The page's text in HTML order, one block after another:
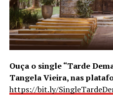
Ouça o single “Tarde
Tangela Vieira, nas
https://bit.ly/